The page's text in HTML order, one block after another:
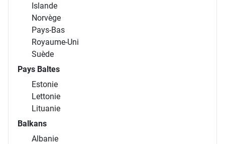
Islande
Norvège
Pays-Bas
Royaume-Uni
Suède
Pays Baltes
Estonie
Lettonie
Lituanie
Balkans
Albanie